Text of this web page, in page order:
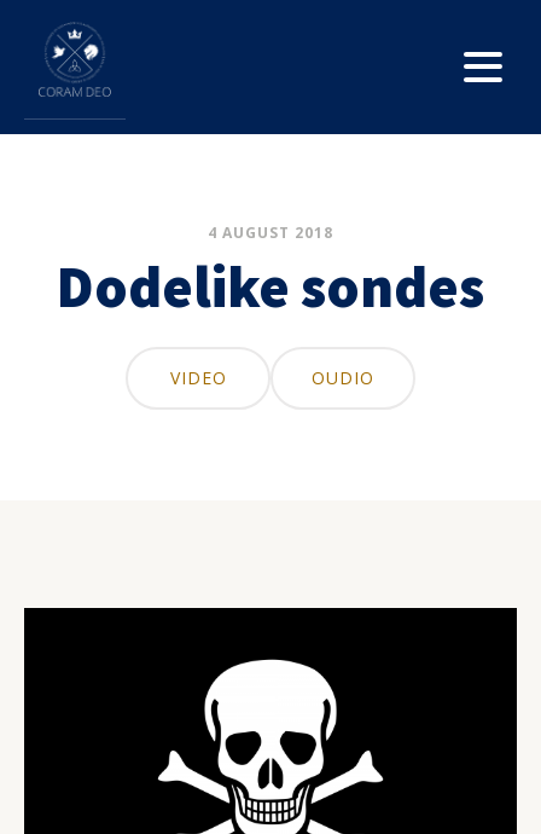
4 AUGUST 2018
Dodelike sondes
VIDEO OUDIO